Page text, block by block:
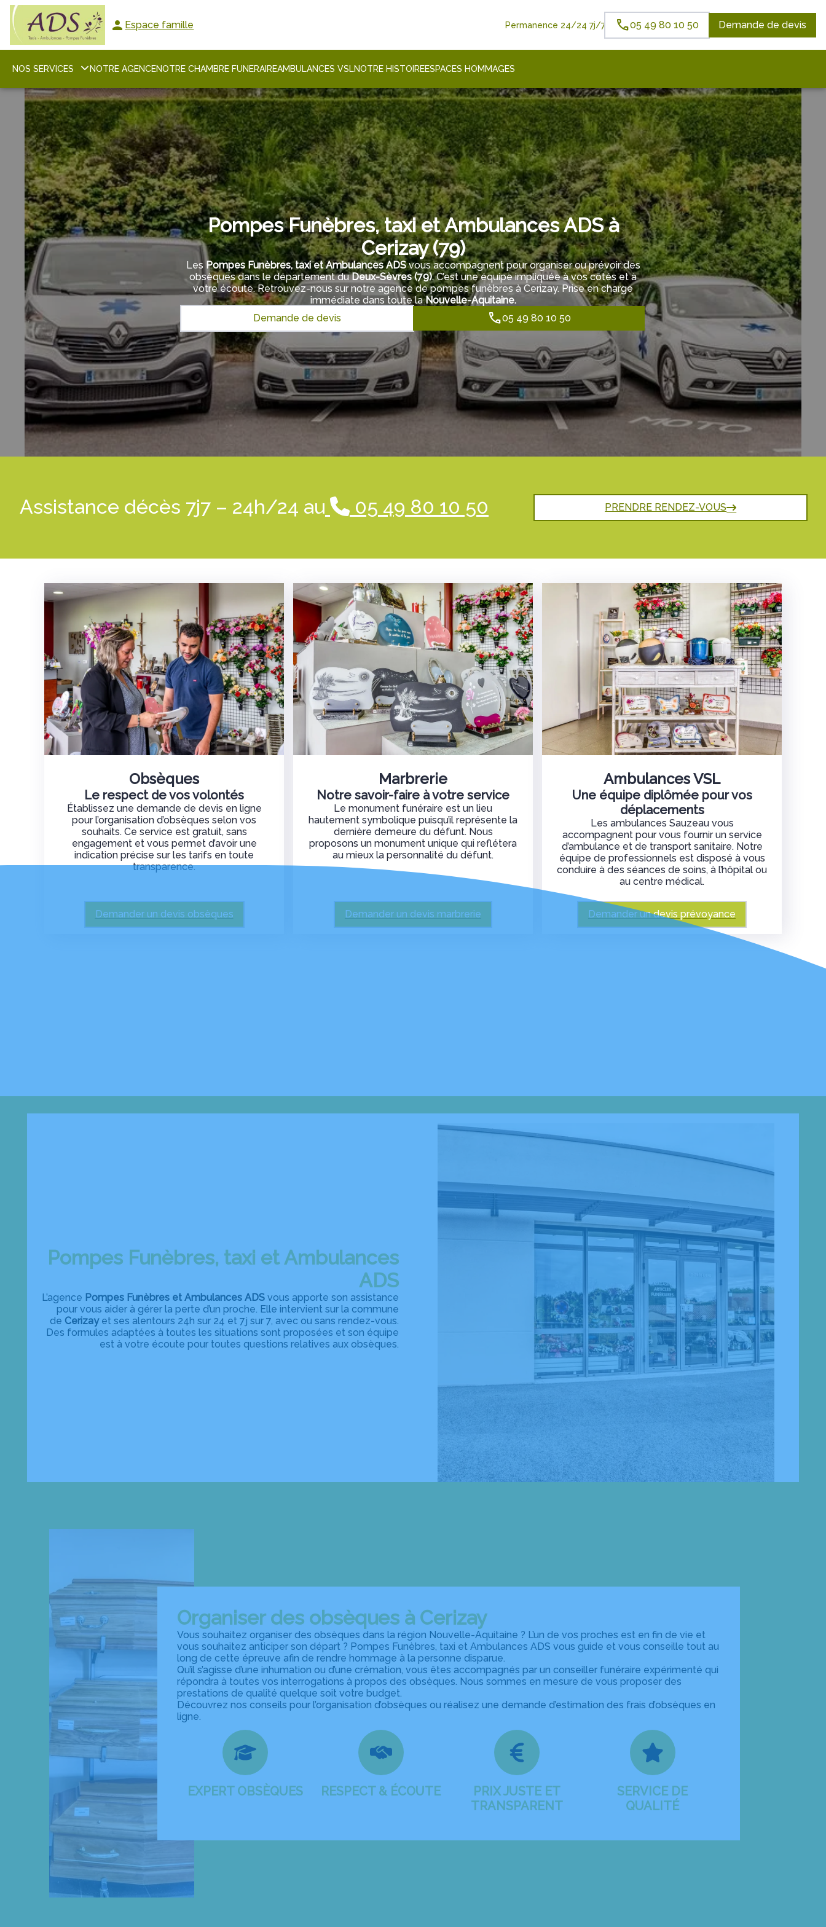
Aller
contenu
Espace famille Permanence 24/24 7j/7 05 49 80 10 50 Demande de devis
NOS SERVICES NOTRE AGENCENOTRE CHAMBRE FUNERAIREAMBULANCES VSLNOTRE HISTOIREESPACES HOMMAGES
Pompes Funèbres, taxi et Ambulances ADS à
Cerizay (79)
Les Pompes Funèbres, taxi et Ambulances ADSvous accompagnent pour organiser ou prévoir des
obsèques dans le département duDeux-Sèvres (79). C’est une équipe impliquée à vos côtés et à
votre écoute. Retrouvez-nous sur notre agence de pompes funèbres à Cerizay. Prise en charge
immédiate dans toute laNouvelle-Aquitaine.
Demande de devis
05 49 80 10 50
Assistance décès 7j7 – 24h/24 au 05 49 80 10 50 PRENDRE RENDEZ-VOUS
Obsèques
Le respect de vos volontés
Établissez une demande de devis en ligne
pour l’organisation d’obsèques selon vos
souhaits. Ce service est gratuit, sans
engagement et vous permet d’avoir une
indication précise sur les tarifs en toute
transparence.
Demander un devis obsèques
Marbrerie
Notre savoir-faire à votre service
Le monument funéraire est un lieu
hautement symbolique puisqu’il représente la
dernière demeure du défunt. Nous
proposons un monument unique qui reflétera
au mieux la personnalité du défunt.
Demander un devis marbrerie
Ambulances VSL
Une équipe diplômée pour vos
déplacements
Les ambulances Sauzeau vous
accompagnent pour vous fournir un service
d’ambulance et de transport sanitaire. Notre
équipe de professionnels est disposé à vous
conduire à des séances de soins, à l’hôpital ou
au centre médical.
Demander un devis prévoyance
Pompes Funèbres, taxi et Ambulances
ADS
L’agence Pompes Funèbres et Ambulances ADS vous apporte son assistance
pour vous aider à gérer la perte d’un proche. Elle intervient sur la commune
de Cerizayet ses alentours 24h sur 24 et 7j sur 7, avec ou sans rendez-vous.
Des formules adaptées à toutes les situations sont proposées et son équipe
est à votre écoute pour toutes questions relatives aux obsèques.
Organiser des obsèques à Cerizay
Vous souhaitez organiser des obsèques dans la région Nouvelle-Aquitaine ? L’un de vos proches est en fin de vie et
vous souhaitez anticiper son départ ? Pompes Funèbres, taxi et Ambulances ADS vous guide et vous conseille tout au
long de cette épreuve afin de rendre hommage à la personne disparue.
Qu’il s’agisse d’une inhumation ou d’une crémation, vous êtes accompagnés par un conseiller funéraire expérimenté qui
répondra à toutes vos interrogations à propos des obsèques. Nous sommes en mesure de vous proposer des
prestations de qualité quelque soit votre budget.
Découvrez nos conseils pour l’organisation d’obsèques ou réalisez une demande d’estimation des frais d’obsèques en
ligne.
EXPERT OBSÈQUES RESPECT & ÉCOUTE
PRIX JUSTE ET
TRANSPARENT
SERVICE DE
QUALITÉ